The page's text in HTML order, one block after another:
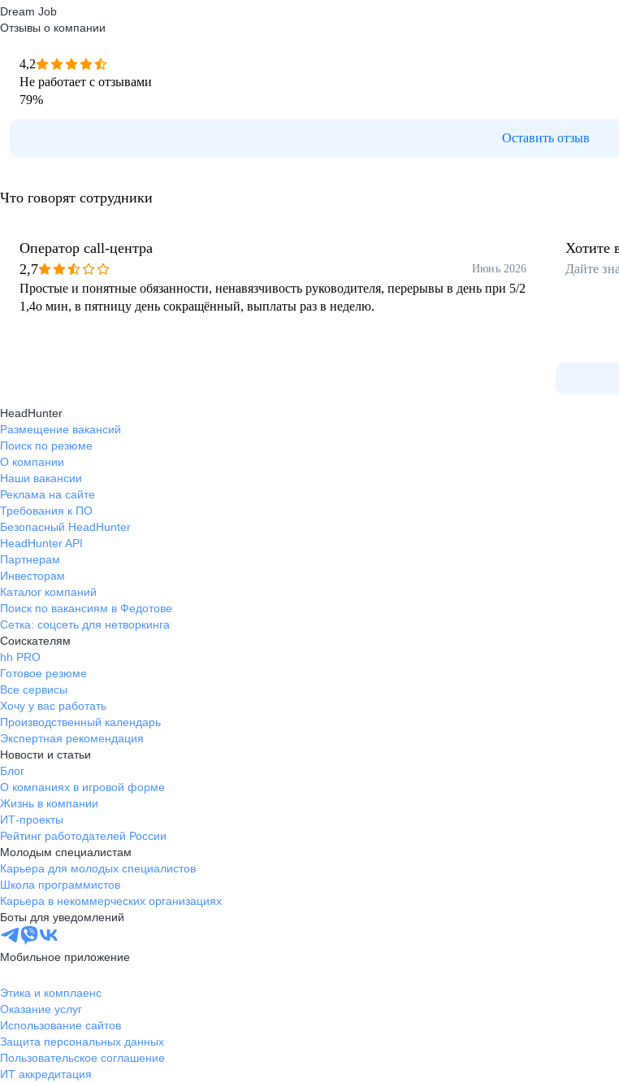
Dream Job
Отзывы о компании
4,2
Не работает с отзывами
79%
Оставить отзыв
Что говорят сотрудники
Оператор call-центра
2,7
Июнь 2026
Простые и понятные обязанности, ненавязчивость руководителя, перерывы в день при 5/2
1,4о мин, в пятницу день сокращённый, выплаты раз в неделю.
Хотите
Дайте
HeadHunter
Размещение вакансий
Поиск по резюме
О компании
Наши вакансии
Реклама на сайте
Требования к ПО
Безопасный HeadHunter
HeadHunter API
Партнерам
Инвесторам
Каталог компаний
Поиск по вакансиям в Федотове
Сетка: соцсеть для нетворкинга
Соискателям
hh PRO
Готовое резюме
Все сервисы
Хочу у вас работать
Производственный календарь
Экспертная рекомендация
Новости и статьи
Блог
О компаниях в игровой форме
Жизнь в компании
ИТ-проекты
Рейтинг работодателей России
Молодым специалистам
Карьера для молодых специалистов
Школа программистов
Карьера в некоммерческих организациях
Боты для уведомлений
Мобильное приложение
Этика и комплаенс
Оказание услуг
Использование сайтов
Защита персональных данных
Пользовательское соглашение
ИТ аккредитация